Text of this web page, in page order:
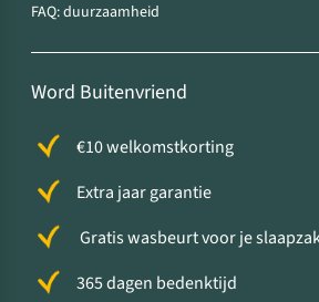
FAQ: duurzaamheid
Word Buitenvriend
€10 welkomstkorting
Extra jaar garantie
Gratis wasbeurt voor je
365 dagen bedenktijd